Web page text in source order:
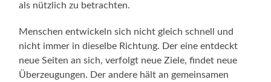
als nützlich zu betrachten.
Menschen entwickeln sich nicht gleich schnell und
nicht immer in dieselbe Richtung. Der eine entdeckt
neue Seiten an sich, verfolgt neue Ziele, findet neue
Überzeugungen. Der andere hält an gemeinsamen